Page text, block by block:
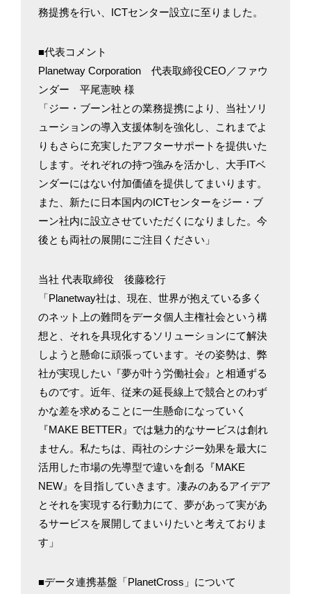
務提携を行い、ICTセンター設立に至りました。
■代表コメント
Planetway Corporation 代表取締役CEO／ファウ
ンダー 平尾憲映 様
「ジー・ブーン社との業務提携により、当社ソリ
ューションの導入支援体制を強化し、これまでよ
りもさらに充実したアフターサポートを提供いた
します。それぞれの持つ強みを活かし、大手ITベ
ンダーにはない付加価値を提供してまいります。
また、新たに日本国内のICTセンターをジー・ブ
ーン社内に設立させていただくになりました。今
後とも両社の展開にご注目ください」
当社 代表取締役 後藤稔行
「Planetway社は、現在、世界が抱えている多く
のネット上の難問をデータ個人主権社会という構
想と、それを具現化するソリューションにて解決
しようと懸命に頑張っています。その姿勢は、弊
社が実現したい『夢が叶う労働社会』と相通ずる
ものです。近年、従来の延長線上で競合とのわず
かな差を求めることに一生懸命になっていく
『MAKE BETTER』では魅力的なサービスは創れ
ません。私たちは、両社のシナジー効果を最大に
活用した市場の先導型で違いを創る『MAKE
NEW』を目指していきます。凄みのあるアイデア
とそれを実現する行動力にて、夢があって実があ
るサービスを展開してまいりたいと考えておりま
す」
■データ連携基盤「PlanetCross」について